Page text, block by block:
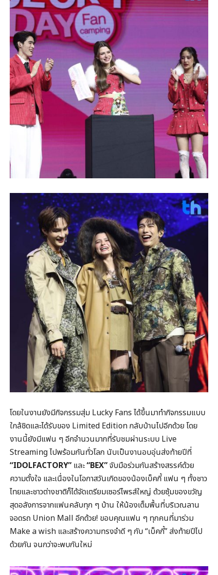
โดยในงานยังมีกิจกรรมสุ่ม Lucky Fans ได้ขึ้นมาทำกิจกรรมแบบ
ใกล้ชิดและได้รับของ Limited Edition กลับบ้านไปอีกด้วย โดย
งานนี้ยังมีแฟน ๆ อีกจำนวนมากที่รับชมผ่านระบบ Live
Streaming ไปพร้อมกันทั่วโลก นับเป็นงานอบอุ่นส่งท้ายปีที่
“IDOLFACTORY” และ“BEX”จับมือร่วมกันสร้างสรรค์ด้วย
ความตั้งใจ และเนื่องในโอกาสวันเกิดของน้องเบ็คกี้ แฟน ๆ ทั้งชาว
ไทยและชาวต่างชาติก็ได้จัดเตรียมเซอร์ไพรส์ใหญ่ ด้วยซุ้มของขวัญ
สุดอลังการจากแฟนคลับทุก ๆ บ้าน ให้น้องเต็มพื้นที่บริเวณลาน
จอดรถ Union Mall อีกด้วย! ขอบคุณแฟน ๆ ทุกคนที่มาร่วม
Make a wish และสร้างความทรงจำดี ๆ กับ “เบ็คกี้” ส่งท้ายปีไป
ด้วยกัน จนกว่าจะพบกันใหม่